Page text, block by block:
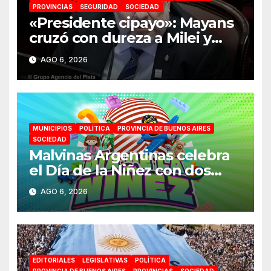
PROVINCIAS SEGURIDAD SOCIEDAD
«Presidente cipayo»: Mayans
cruzó con dureza a Milei y
advirtió sobre un juicio
político por traición a la Patria
AGO 6, 2026
MUNICIPIOS POLÍTICA
PROVINCIA DE BUENOS AIRES
SOCIEDAD
Malvinas Argentinas celebra
el Día de la Niñez con dos
jornadas de juegos,
espectáculos y actividades
para toda la familia
AGO 6, 2026
EDITORIALES LEGISLATIVAS
POLÍTICA